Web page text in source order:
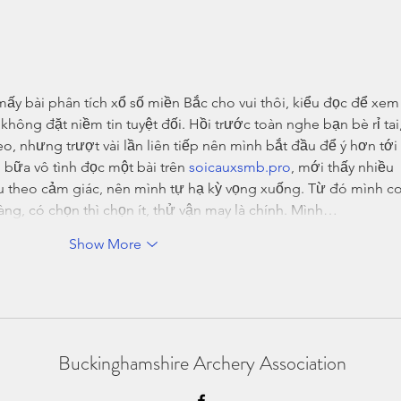
bài phân tích xổ số miền Bắc cho vui thôi, kiểu đọc để
đặt niềm tin tuyệt đối. Hồi trước toàn nghe bạn bè rỉ
nhưng trượt vài lần liên tiếp nên mình bắt đầu để ý hơn tới
vô tình đọc một bài trên soicauxsmb.pro, mới thấy nhiều
theo cảm giác, nên mình tự hạ kỳ vọng xuống. Từ đó mình
có chọn thì chọn ít, thử vận may là chính. Mình…
Show More
Buckinghamshire Archery Association